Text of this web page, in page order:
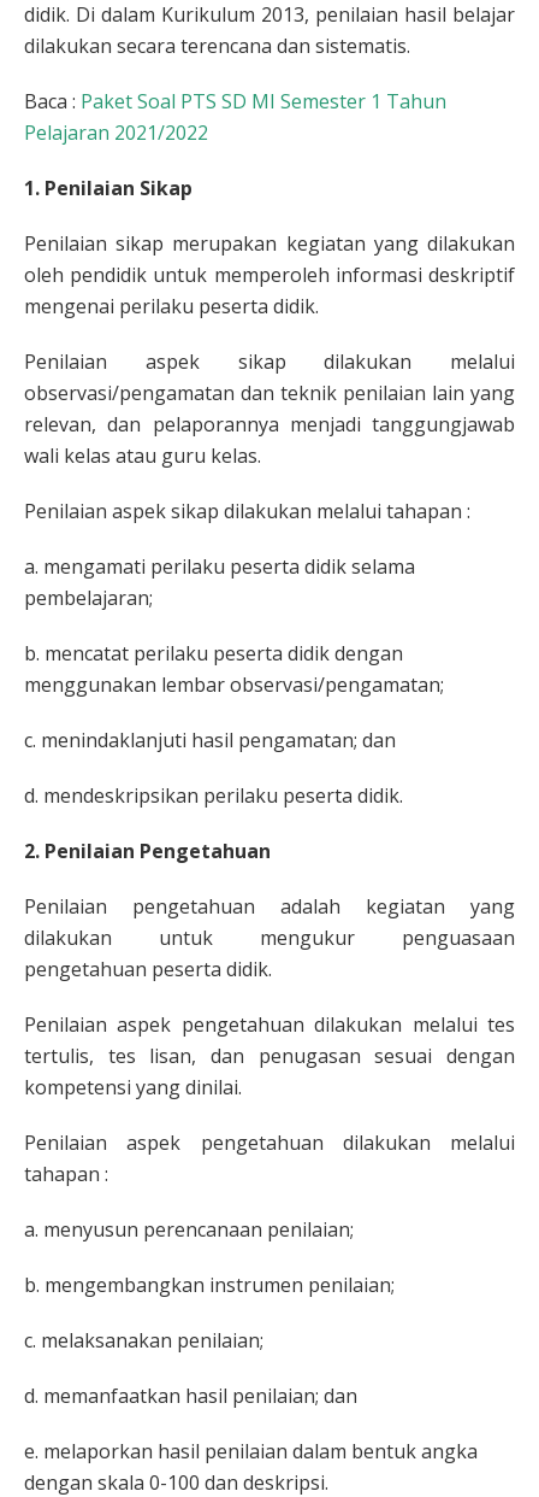
didik. Di dalam Kurikulum 2013, penilaian hasil belajar
dilakukan secara terencana dan sistematis.
Baca : Paket Soal PTS SD MI Semester 1 Tahun
Pelajaran 2021/2022
1. Penilaian Sikap
Penilaian sikap merupakan kegiatan yang dilakukan
oleh pendidik untuk memperoleh informasi deskriptif
mengenai perilaku peserta didik.
Penilaian aspek sikap dilakukan melalui
observasi/pengamatan dan teknik penilaian lain yang
relevan, dan pelaporannya menjadi tanggungjawab
wali kelas atau guru kelas.
Penilaian aspek sikap dilakukan melalui tahapan :
a. mengamati perilaku peserta didik selama
pembelajaran;
b. mencatat perilaku peserta didik dengan
menggunakan lembar observasi/pengamatan;
c. menindaklanjuti hasil pengamatan; dan
d. mendeskripsikan perilaku peserta didik.
2. Penilaian Pengetahuan
Penilaian pengetahuan adalah kegiatan yang
dilakukan untuk mengukur penguasaan
pengetahuan peserta didik.
Penilaian aspek pengetahuan dilakukan melalui tes
tertulis, tes lisan, dan penugasan sesuai dengan
kompetensi yang dinilai.
Penilaian aspek pengetahuan dilakukan melalui
tahapan :
a. menyusun perencanaan penilaian;
b. mengembangkan instrumen penilaian;
c. melaksanakan penilaian;
d. memanfaatkan hasil penilaian; dan
e. melaporkan hasil penilaian dalam bentuk angka
dengan skala 0-100 dan deskripsi.